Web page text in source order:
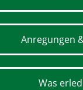
Anregungen
Was